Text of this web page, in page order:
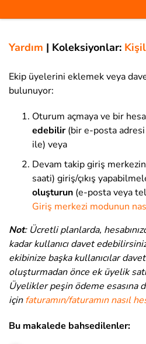
Yardım | Koleksiyonlar:
Ekip üyelerini eklemek veya
bulunuyor:
Oturum açmaya ve bir
edebilir(bir e-posta adresi
ile) veya
Devam takip giriş
saati) giriş/çıkış
oluşturun (e-posta veya
Giriş merkezi modunun
Not: Ücretli planlarda,
kadar kullanıcı davet
ekibinize başka kullanıcılar
oluşturmadan önce ek üyelik
Üyelikler peşin ödeme esasına
içinfaturamın/faturamın nasıl
Bu makalede bahsedilenler: